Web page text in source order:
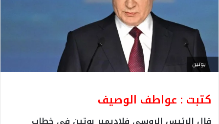
بوتين
كتبت : عواطف الوصيف